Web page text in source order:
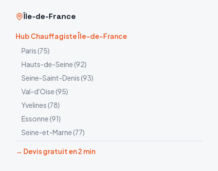
Île-de-France
Hub Chauffagiste Île-de-France
Paris (75)
Hauts-de-Seine (92)
Seine-Saint-Denis (93)
Val-d'Oise (95)
Yvelines (78)
Essonne (91)
Seine-et-Marne (77)
→ Devis gratuit en 2 min